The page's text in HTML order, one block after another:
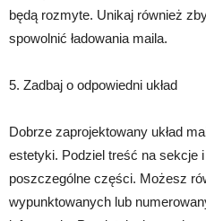
będą rozmyte. Unikaj również
spowolnić ładowania maila.
5. Zadbaj o odpowiedni układ
Dobrze zaprojektowany układ
estetyki. Podziel treść na sekcje
poszczególne części. Możesz
wypunktowanych lub